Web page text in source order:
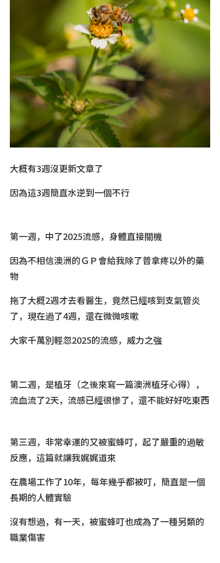
大概有3週沒更新文章了
因為這3週簡直水逆到一個不行
第一週，中了2025流感，身體直接關機
因為不相信澳洲的ＧＰ會給我除了普拿疼以外的藥
物
拖了大概2週才去看醫生，竟然已經咳到支氣管炎
了，現在過了4週，還在微微咳嗽
大家千萬別輕忽2025的流感，威力之強
第二週，是植牙（之後來寫一篇澳洲植牙心得），
流血流了2天，流感已經很慘了，還不能好好吃東西
第三週，非常幸運的又被蜜蜂叮，起了嚴重的過敏
反應，這篇就讓我娓娓道來
在農場工作了10年，每年幾乎都被叮，簡直是一個
長期的人體實驗
沒有想過，有一天，被蜜蜂叮也成為了一種另類的
職業傷害